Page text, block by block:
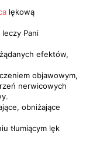
lękową
Pani
efektów,
objawowym,
nerwicowych
obniżające
tłumiącym lęk